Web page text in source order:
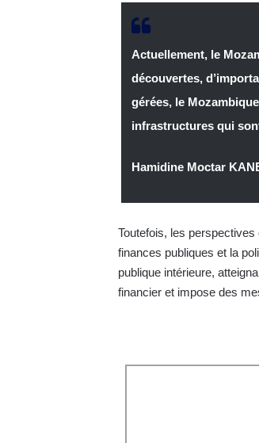
Actuellement, le
découvertes,
gérées, le
infrastructures qui
Hamidine Moctar
Toutefois, les
finances publiques et la
publique intérieure,
financier et impose des